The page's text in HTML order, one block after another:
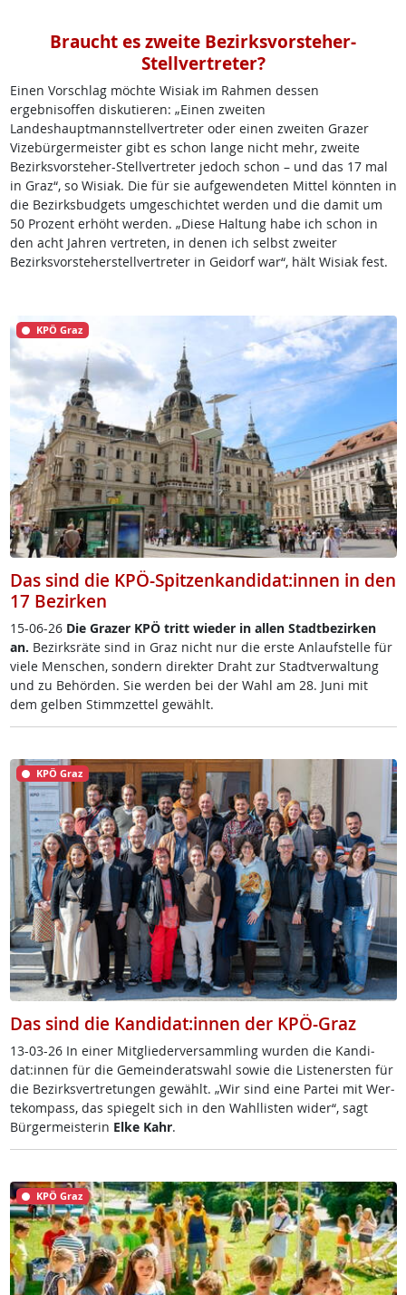
Braucht es zweite Bezirksvorsteher-
Stellvertreter?
Einen Vorschlag möchte Wisiak im Rahmen dessen
ergebnisoffen diskutieren: „Einen zweiten
Landeshauptmannstellvertreter oder einen zweiten Grazer
Vizebürgermeister gibt es schon lange nicht mehr, zweite
Bezirksvorsteher-Stellvertreter jedoch schon – und das 17 mal
in Graz“, so Wisiak. Die für sie aufgewendeten Mittel könnten in
die Bezirksbudgets umgeschichtet werden und die damit um
50 Prozent erhöht werden. „Diese Haltung habe ich schon in
den acht Jahren vertreten, in denen ich selbst zweiter
Bezirksvorsteherstellvertreter in Geidorf war“, hält Wisiak fest.
KPÖ Graz
Das sind die KPÖ-Spitzenkandidat:innen in den
17 Bezirken
15-06-26 Die Gra­zer KPÖ tritt wie­der in al­len Stadt­be­zir­ken
an. Be­zirks­rä­te sind in Graz nicht nur die ers­te An­lauf­s­tel­le für
vie­le Men­schen, son­dern di­rek­ter Draht zur Stadt­ver­wal­tung
und zu Be­hör­den. Sie wer­den bei der Wahl am 28. Ju­ni mit
dem gel­ben Stimm­zet­tel ge­wählt.
KPÖ Graz
Das sind die Kandidat:innen der KPÖ-Graz
13-03-26 In ei­ner Mit­g­lie­der­ver­samm­ling wur­den die Kan­di­
dat:in­nen für die Ge­mein­de­rats­wahl so­wie die Lis­te­n­ers­ten für
die Be­zirks­ver­t­re­tun­gen ge­wählt. „Wir sind ei­ne Par­tei mit Wer­
te­kom­pass, das spie­gelt sich in den Wahl­lis­ten wi­der“, sagt
Bür­ger­meis­te­rin El­ke Kahr.
KPÖ Graz